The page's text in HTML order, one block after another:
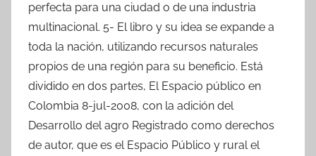
perfecta para una ciudad o de una industria
multinacional. 5- El libro y su idea se expande a
toda la nación, utilizando recursos naturales
propios de una región para su beneficio. Está
dividido en dos partes, El Espacio público en
Colombia 8-jul-2008, con la adición del
Desarrollo del agro Registrado como derechos
de autor, que es el Espacio Público y rural el